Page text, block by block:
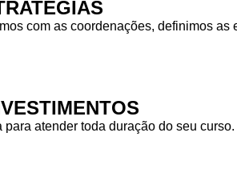
com as coordenações, definimos
atender toda duração do seu